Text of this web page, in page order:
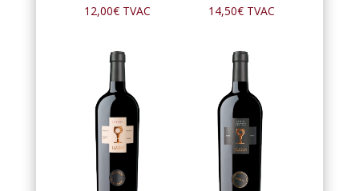
12,00€ TVAC 14,50€ TVAC